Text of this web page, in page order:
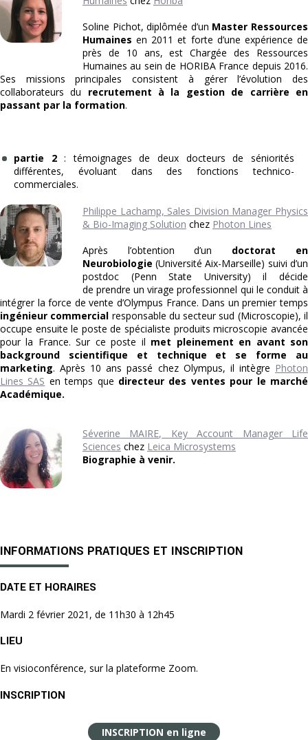
Soline Pichot, diplômée d’un Master Ressources
Humaines en 2011 et forte d’une expérience de
près de 10 ans, est Chargée des Ressources
Humaines au sein de HORIBA France depuis 2016.
Ses missions principales consistent à gérer l’évolution des
collaborateurs du recrutement à la gestion de carrière en
passant par la formation.
partie 2: témoignages de deux docteurs de séniorités
différentes, évoluant dans des fonctions technico-
commerciales.
Philippe Lachamp, Sales Division Manager Physics
& Bio-Imaging Solution chez Photon Lines
Après l’obtention d’un doctorat en
Neurobiologie(Université Aix-Marseille) suivi d’un
postdoc (Penn State University) il décide
de prendre un virage professionnel qui le conduit à
intégrer la force de vente d’Olympus France. Dans un premier temps
ingénieur commercial responsable du secteur sud (Microscopie), il
occupe ensuite le poste de spécialiste produits microscopie avancée
pour la France. Sur ce poste il met pleinement en avant son
background scientifique et technique et se forme au
marketing. Après 10 ans passé chez Olympus, il intègre Photon
Lines SAS en temps que directeur des ventes pour le marché
Académique.
Séverine MAIRE, Key Account Manager Life
Sciences chez Leica Microsystems
Biographie à venir.
INFORMATIONS PRATIQUES ET INSCRIPTION
DATE ET HORAIRES
Mardi 2 février 2021, de 11h30 à 12h45
LIEU
En visioconférence, sur la plateforme Zoom.
INSCRIPTION
INSCRIPTION en ligne